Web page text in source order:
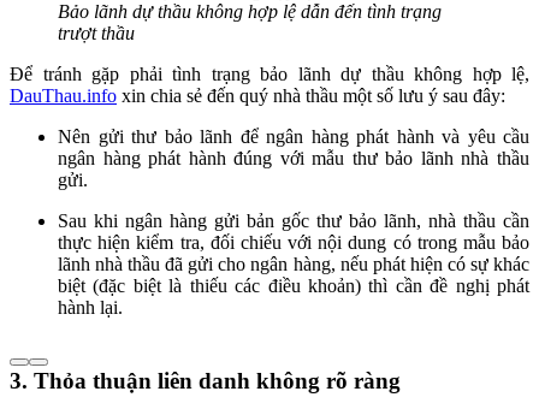
Bảo lãnh dự thầu không hợp lệ dẫn đến tình trạng
trượt thầu
Để tránh gặp phải tình trạng bảo lãnh dự thầu không hợp lệ,
DauThau.info xin chia sẻ đến quý nhà thầu một số lưu ý sau đây:
Nên gửi thư bảo lãnh để ngân hàng phát hành và yêu cầu
ngân hàng phát hành đúng với mẫu thư bảo lãnh nhà thầu
gửi.
Sau khi ngân hàng gửi bản gốc thư bảo lãnh, nhà thầu cần
thực hiện kiểm tra, đối chiếu với nội dung có trong mẫu bảo
lãnh nhà thầu đã gửi cho ngân hàng, nếu phát hiện có sự khác
biệt (đặc biệt là thiếu các điều khoản) thì cần đề nghị phát
hành lại.
3. Thỏa thuận liên danh không rõ ràng